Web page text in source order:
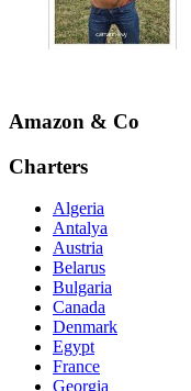
Amazon & Co
Charters
Algeria
Antalya
Austria
Belarus
Bulgaria
Canada
Denmark
Egypt
France
Georgia